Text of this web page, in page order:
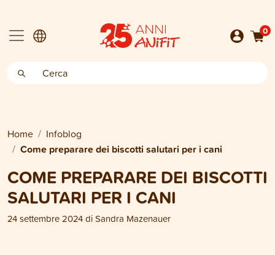
0
Home Infoblog
Come preparare dei biscotti salutari per i cani
COME PREPARARE DEI BISCOTTI
SALUTARI PER I CANI
24 settembre 2024diSandra Mazenauer